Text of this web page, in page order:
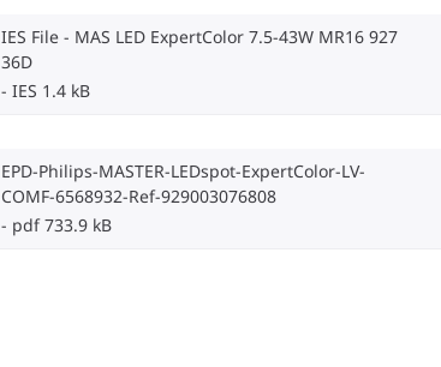
IES File - MAS LED ExpertColor 7.5-43W MR16 927
36D
IES 1.4 kB
EPD-Philips-MASTER-LEDspot-ExpertColor-LV-
COMF-6568932-Ref-929003076808
pdf 733.9 kB